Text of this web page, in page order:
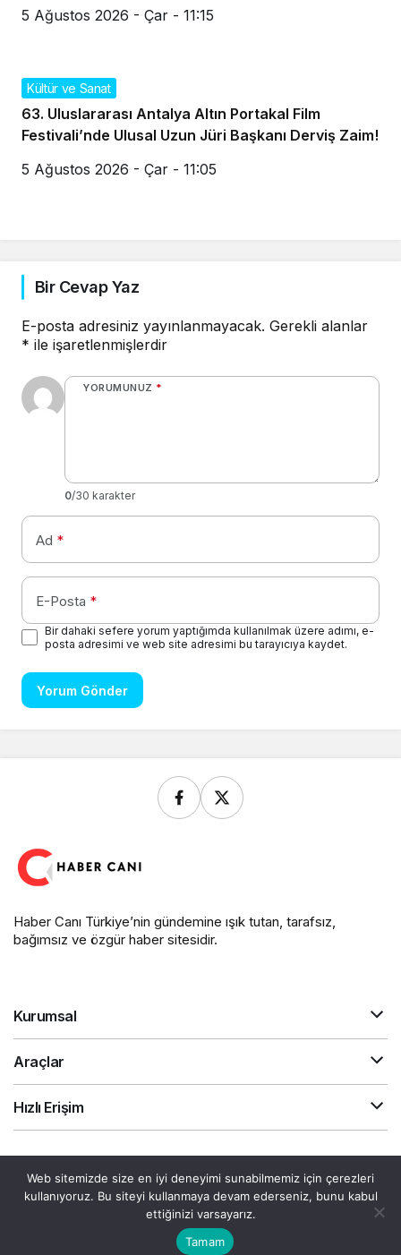
5 Ağustos 2026 - Çar - 11:15
Kültür ve Sanat
63. Uluslararası Antalya Altın Portakal Film
Festivali’nde Ulusal Uzun Jüri Başkanı Derviş Zaim!
5 Ağustos 2026 - Çar - 11:05
Bir Cevap Yaz
E-posta adresiniz yayınlanmayacak. Gerekli alanlar
* ile işaretlenmişlerdir
YORUMUNUZ *
0/30 karakter
Ad *
E-Posta *
Bir dahaki sefere yorum yaptığımda kullanılmak üzere adımı, e-
posta adresimi ve web site adresimi bu tarayıcıya kaydet.
Yorum Gönder
Haber Canı Türkiye’nin gündemine ışık tutan, tarafsız,
bağımsız ve özgür haber sitesidir.
Kurumsal
Araçlar
Hızlı Erişim
© Telif Hakkı 2026, Tüm Hakları Saklıdır.
Web sitemizde size en iyi deneyimi sunabilmemiz için çerezleri
kullanıyoruz. Bu siteyi kullanmaya devam ederseniz, bunu kabul
ettiğinizi varsayarız.
Tamam